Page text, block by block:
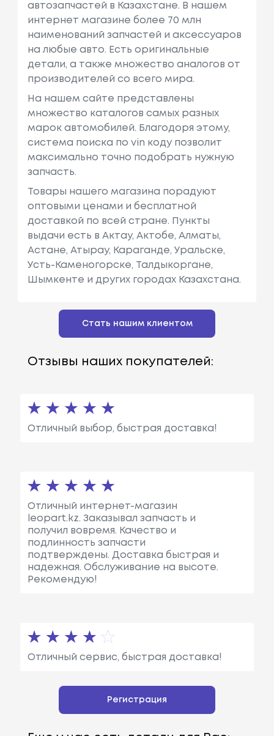
автозапчастей в Казахстане. В нашем
интернет магазине более 70 млн
наименований запчастей и аксессуаров
на любые авто. Есть оригинальные
детали, а также множество аналогов от
производителей со всего мира.
На нашем сайте представлены
множество каталогов самых разных
марок автомобилей. Благодоря этому,
система поиска по vin коду позволит
максимально точно подобрать нужную
запчасть.
Товары нашего магазина порадуют
оптовыми ценами и бесплатной
доставкой по всей стране. Пункты
выдачи есть в Актау, Актобе, Алматы,
Астане, Атырау, Караганде, Уральске,
Усть-Каменогорске, Талдыкоргане,
Шымкенте и других городах Казахстана.
Стать нашим клиентом
Отзывы наших покупателей:
Отличный выбор, быстрая доставка!
Отличный интернет-магазин
leopart.kz. Заказывал запчасть и
получил вовремя. Качество и
подлинность запчасти
подтверждены. Доставка быстрая и
надежная. Обслуживание на высоте.
Рекомендую!
Отличный сервис, быстрая доставка!
Регистрация